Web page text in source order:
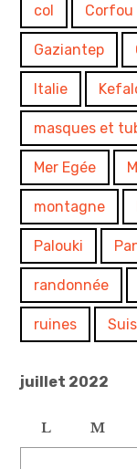
col Corfou
Gaziantep
Italie
masques et
Mer Egée
montagne
Palouki
randonnée
ruines
juillet 2022
L M